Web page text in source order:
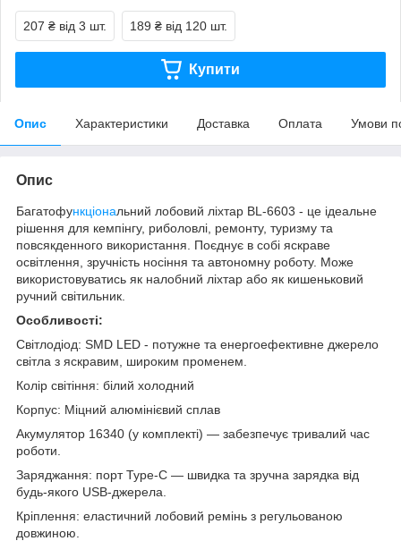
207 ₴ від 3 шт. 189 ₴ від 120 шт.
Купити
Опис Характеристики Доставка Оплата Умови
Опис
Багатофункціональний лобовий ліхтар BL-6603 - це ідеальне
рішення для кемпінгу, риболовлі, ремонту, туризму та
повсякденного використання. Поєднує в собі яскраве
освітлення, зручність носіння та автономну роботу. Може
використовуватись як налобний ліхтар або як кишеньковий
ручний світильник.
Особливості:
Світлодіод: SMD LED - потужне та енергоефективне джерело
світла з яскравим, широким променем.
Колір світіння: білий холодний
Корпус: Міцний алюмінієвий сплав
Акумулятор 16340 (у комплекті) — забезпечує тривалий час
роботи.
Заряджання: порт Type-C — швидка та зручна зарядка від
будь-якого USB-джерела.
Кріплення: еластичний лобовий ремінь з регульованою
довжиною.